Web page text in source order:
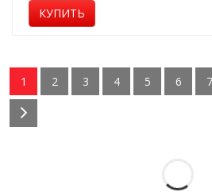
КУПИТЬ
1 2 3 4 5 6 7